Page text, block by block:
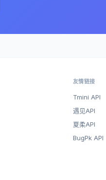
友情链接
Tmini API
遇见API
夏柔API
BugPk API